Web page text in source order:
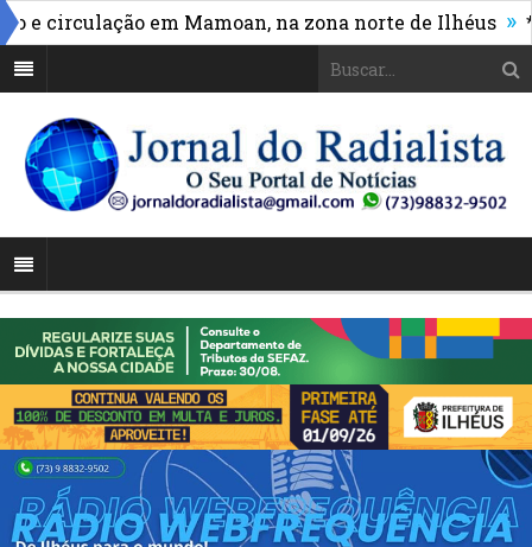
circulação em Mamoan, na zona norte de Ilhéus »